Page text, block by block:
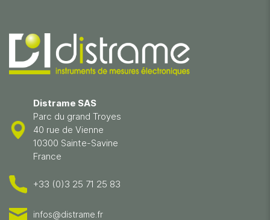
Distrame SAS
Parc du grand Troyes
40 rue de Vienne
10300 Sainte-Savine
France
+33 (0)3 25 71 25 83
infos@distrame.fr